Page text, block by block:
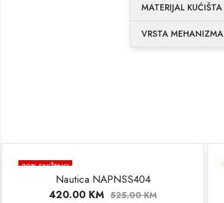
MATERIJAL KUĆIŠTA
VRSTA MEHANIZMA
Nautica NAPP25F09
284.00